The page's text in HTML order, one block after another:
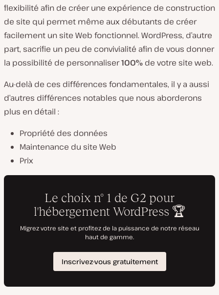
flexibilité afin de créer une expérience de construction
de site qui permet même aux débutants de créer
facilement un site Web fonctionnel. WordPress, d’autre
part, sacrifie un peu de convivialité afin de vous donner
la possibilité de personnaliser100% de votre site web.
Au-delà de ces différences fondamentales, il y a aussi
d’autres différences notables que nous aborderons
plus en détail :
Propriété des données
Maintenance du site Web
Prix